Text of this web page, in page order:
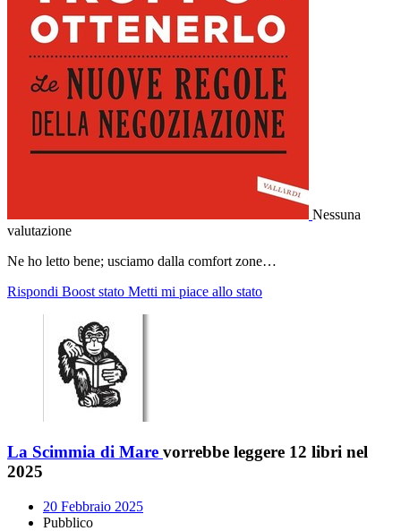
Nessuna
valutazione
Ne ho letto bene; usciamo dalla comfort zone…
Rispondi Boost stato Metti mi piace allo stato
La Scimmia di Mare vorrebbe leggere 12 libri nel
2025
20 Febbraio 2025
Pubblico